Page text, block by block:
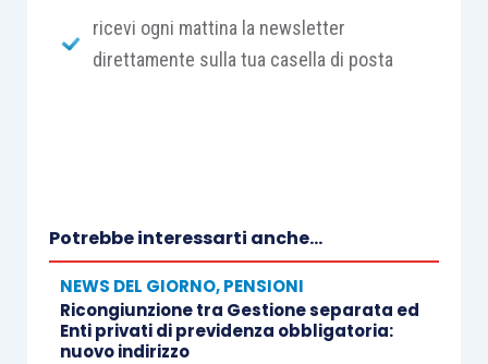
ricevi ogni mattina la newsletter
direttamente sulla tua casella di posta
Potrebbe interessarti anche...
NEWS DEL GIORNO,PENSIONI
Ricongiunzione tra Gestione separata ed
Enti privati di previdenza obbligatoria:
nuovo indirizzo